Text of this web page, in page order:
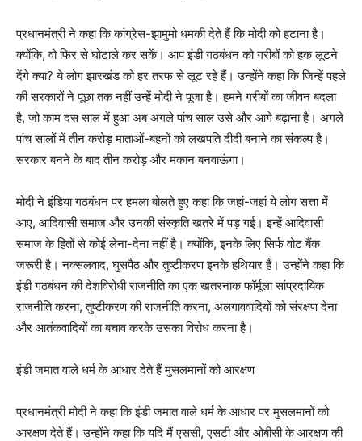
प्रधानमंत्री ने कहा कि कांग्रेस-झामुमो धमकी देते हैं कि मोदी को हटाना है।
क्योंकि, वो फिर से घोटाले कर सकें। आप इंडी गठबंधन को गरीबों को हक लूटने
देंगे क्या? ये लोग झारखंड को हर तरफ से लूट रहे हैं। उन्होंने कहा कि जिन्हें पहले
की सरकारों ने पूछा तक नहीं उन्हें मोदी ने पूजा है। हमने गरीबों का जीवन बदला
है, जो काम दस साल में हुआ अब अगले पांच साल उसे और आगे बढ़ाना है। अगले
पांच सालों में तीन करोड़ माताओं-बहनों को लखपति दीदी बनाने का संकल्प है।
सरकार बनने के बाद तीन करोड़ और मकान बनवाऊंगा।
मोदी ने इंडिया गठबंधन पर हमला बोलते हुए कहा कि जहां-जहां ये लोग सत्ता में
आए, आदिवासी समाज और उनकी संस्कृति खतरे में पड़ गई। इन्हें आदिवासी
समाज के हितों से कोई लेना-देना नहीं है। क्योंकि, इनके लिए सिर्फ वोट बैंक
जरूरी है। नक्सलवाद, घुसपैठ और तुष्टीकरण इनके हथियार हैं। उन्होंने कहा कि
इंडी गठबंधन की देशविरोधी राजनीति का एक खतरनाक फॉर्मूला सांप्रदायिक
राजनीति करना, तुष्टीकरण की राजनीति करना, अलगाववादियों को संरक्षण देना
और आतंकवादियों का बचाव करके उसका विरोध करना है।
इंडी जमात वाले धर्म के आधार देते हैं मुसलमानों को आरक्षण
प्रधानमंत्री मोदी ने कहा कि इंडी जमात वाले धर्म के आधार पर मुसलमानों को
आरक्षण देते हैं। उन्होंने कहा कि यदि मैं एससी, एसटी और ओबीसी के आरक्षण की